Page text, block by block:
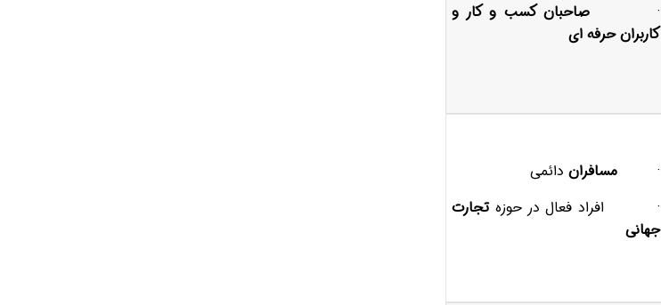
· صاحبان کسب و کار و
کاربران حرفه ای
·مسافران دائمی
· افراد فعال در حوزهتجارت
جهانی